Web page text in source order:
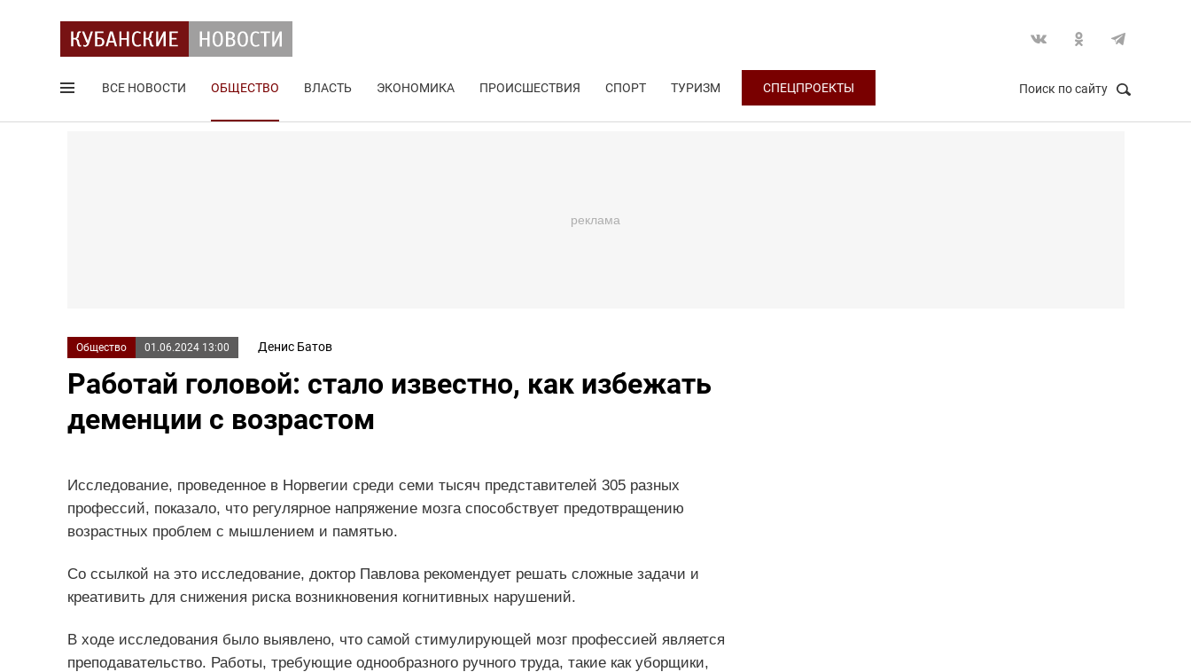
ВСЕ НОВОСТИ ОБЩЕСТВО ВЛАСТЬ ЭКОНОМИКА ПРОИСШЕСТВИЯ СПОРТ ТУРИЗМ СПЕЦПРОЕКТЫ Поиск по сайту
Общество 01.06.2024 13:00 Денис Батов
Работай головой: стало известно, как избежать
деменции с возрастом
Исследование, проведенное в Норвегии среди семи тысяч представителей 305 разных
профессий, показало, что регулярное напряжение мозга способствует предотвращению
возрастных проблем с мышлением и памятью.
Со ссылкой на это исследование, доктор Павлова рекомендует решать сложные задачи и
креативить для снижения риска возникновения когнитивных нарушений.
В ходе исследования было выявлено, что самой стимулирующей мозг профессией является
преподавательство. Работы, требующие однообразного ручного труда, такие как уборщики,